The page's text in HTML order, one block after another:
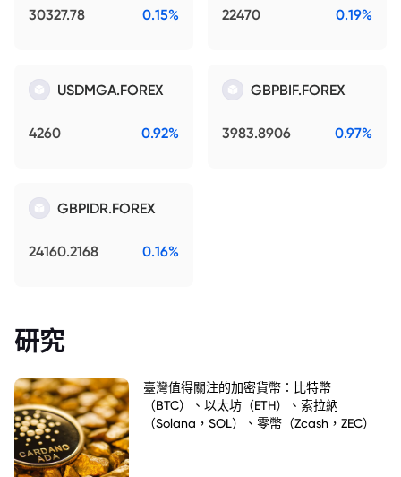
30327.78 0.15% 22470 0.19%
USDMGA.FOREX
4260 0.92%
GBPBIF.FOREX
3983.8906 0.97%
GBPIDR.FOREX
24160.2168 0.16%
研究
臺灣值得關注的加密貨幣：比特幣
（BTC）、以太坊（ETH）、索拉納
（Solana，SOL）、零幣（Zcash，ZEC）